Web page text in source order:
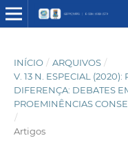
INÍCIO / ARQUIVOS /
V. 13 N. ESPECIAL (2020):
DIFERENÇA: DEBATES
PROEMINÊNCIAS
/
Artigos